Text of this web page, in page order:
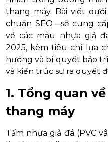
thang máy. Bài viết
chuẩn SEO—sẽ cung
về các mẫu nhựa giả
2025, kèm tiêu chí lựa
hướng và bí quyết bảo
và kiến trúc sư ra quyết
1. Tổng quan
thang máy
Tấm nhựa giả đá (PVC